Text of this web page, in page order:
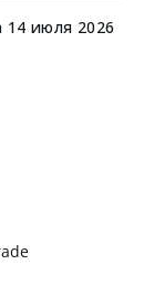
14 июля 2026